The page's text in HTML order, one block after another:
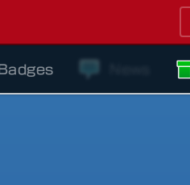
Badges